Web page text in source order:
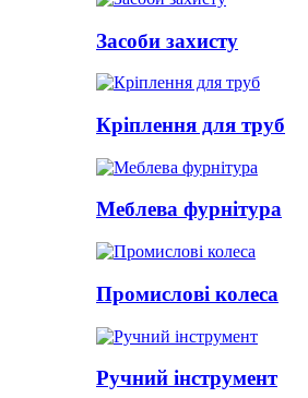
Засоби захисту
Кріплення для труб
Меблева фурнітура
Промислові колеса
Ручний інструмент